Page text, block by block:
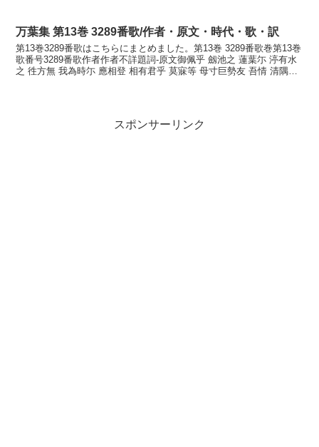
万葉集 第13巻 3289番歌/作者・原文・時代・歌・訳
第13巻3289番歌はこちらにまとめました。第13巻 3289番歌巻第13巻
歌番号3289番歌作者作者不詳題詞-原文御佩乎 劔池之 蓮葉尓 渟有水
之 徃方無 我為時尓 應相登 相有君乎 莫寐等 母寸巨勢友 吾情 清隅之
スポンサーリンク